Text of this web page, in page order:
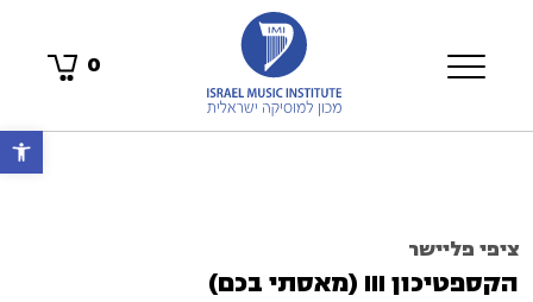
0
ציפי פליישר
הקספטיכון III (מאסתי בכם)